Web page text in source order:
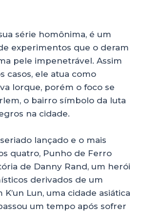
série homônima, é um
experimentos que o deram
pele impenetrável. Assim
casos, ele atua como
Iorque, porém o foco se
o bairro símbolo da luta
na cidade.
lançado e o mais
quatro, Punho de Ferro
de Danny Rand, um herói
derivados de um
Lun, uma cidade asiática
um tempo após sofrer